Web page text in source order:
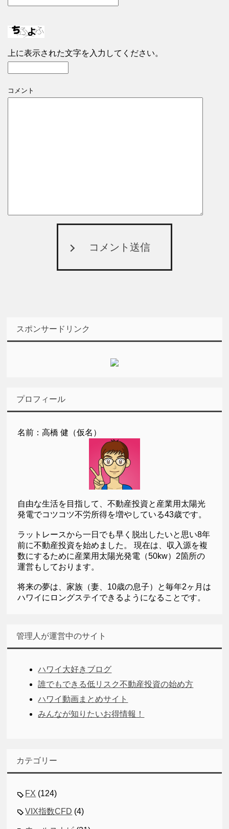
上に表示された文字を入力してください。
コメント
コメント送信
スポンサードリンク
プロフィール
名前：高橋 健（仮名）
自由な生活を目指して、不動産投資と産業用太陽光
発電でコツコツ不労所得を増やしている43歳です。
ラットレースから一日でも早く脱出したいと思い8年
前に不動産投資を始めました。 現在は、収入源を複
数にするために産業用太陽光発電（50kw）2箇所の
運営もしております。
将来の夢は、家族（妻、10歳の息子）と毎年2ヶ月は
ハワイにロングステイできるようになることです。
管理人が運営中のサイト
ハワイ大好きブログ
誰でもできる低リスク不動産投資の始め方
ハワイ動画まとめサイト
みんなが知りたいお得情報！
カテゴリー
FX (124)
VIX指数CFD (4)